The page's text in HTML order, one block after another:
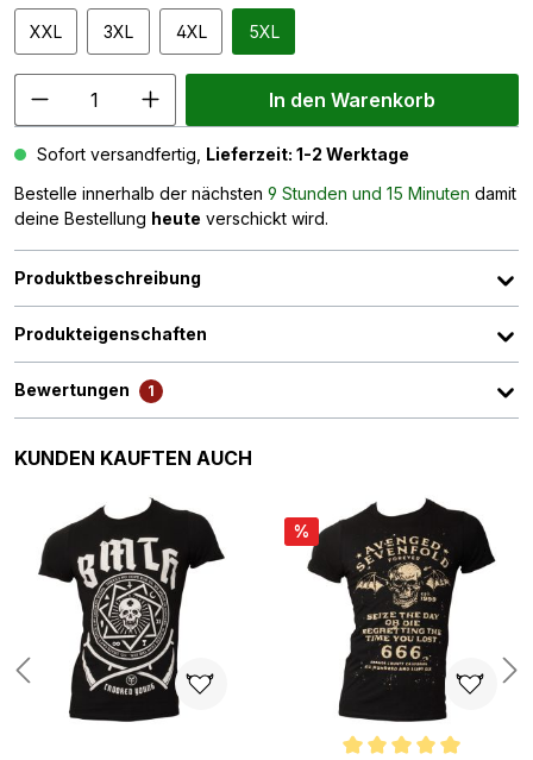
XXL 3XL 4XL 5XL
In den Warenkorb
Sofort versandfertig, Lieferzeit: 1-2 Werktage
Bestelle innerhalb der nächsten 9 Stunden und 15 Minuten damit
deine Bestellung heute verschickt wird.
Produktbeschreibung
Produkteigenschaften
Bewertungen 1
Produktgalerie überspringen
KUNDEN KAUFTEN AUCH
%